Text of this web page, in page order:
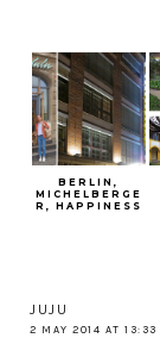
BERLIN,
MICHELBERGE
R, HAPPINESS
JUJU
2 MAY 2014 AT 13:33